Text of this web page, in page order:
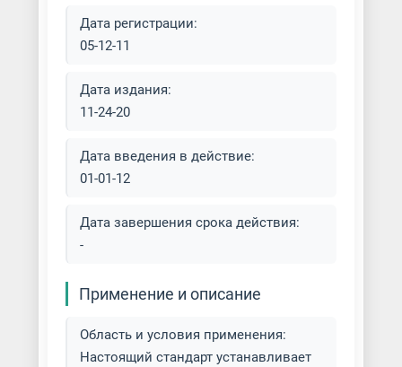
Дата регистрации:
05-12-11
Дата издания:
11-24-20
Дата введения в действие:
01-01-12
Дата завершения срока действия:
-
Применение и описание
Область и условия применения:
Настоящий стандарт устанавливает